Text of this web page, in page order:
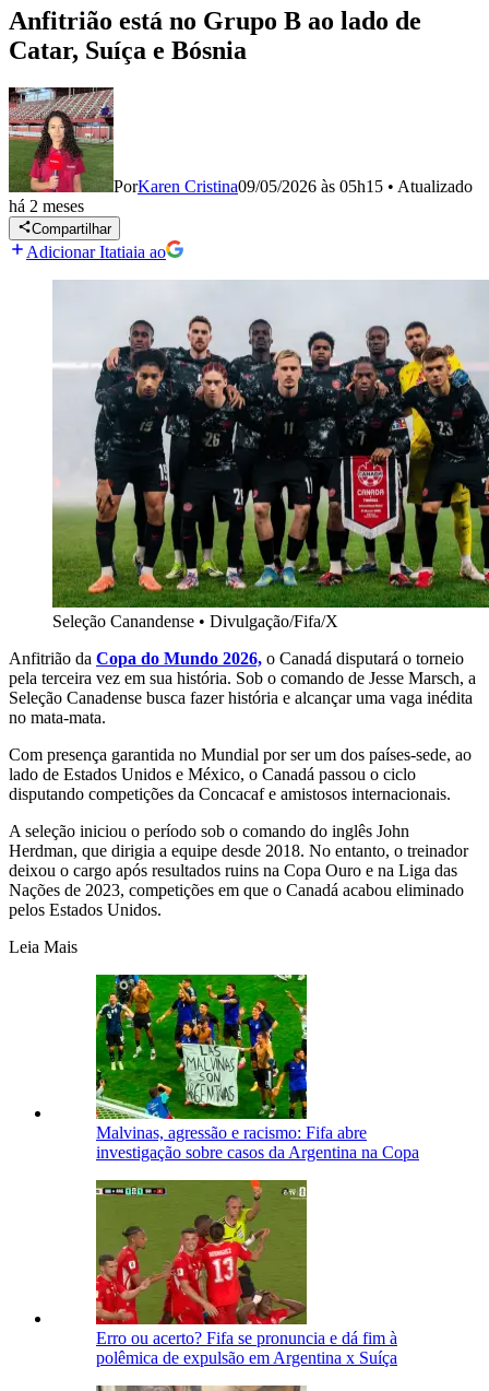
Anfitrião está no Grupo B ao lado de
Catar, Suíça e Bósnia
PorKaren Cristina09/05/2026 às 05h15 • Atualizado
há 2 meses
Compartilhar
Adicionar Itatiaia ao
Seleção Canandense • Divulgação/Fifa/X
Anfitrião da Copa do Mundo 2026, o Canadá disputará o torneio
pela terceira vez em sua história. Sob o comando de Jesse Marsch, a
Seleção Canadense busca fazer história e alcançar uma vaga inédita
no mata-mata.
Com presença garantida no Mundial por ser um dos países-sede, ao
lado de Estados Unidos e México, o Canadá passou o ciclo
disputando competições da Concacaf e amistosos internacionais.
A seleção iniciou o período sob o comando do inglês John
Herdman, que dirigia a equipe desde 2018. No entanto, o treinador
deixou o cargo após resultados ruins na Copa Ouro e na Liga das
Nações de 2023, competições em que o Canadá acabou eliminado
pelos Estados Unidos.
Leia Mais
Malvinas, agressão e racismo: Fifa abre
investigação sobre casos da Argentina na Copa
Erro ou acerto? Fifa se pronuncia e dá fim à
polêmica de expulsão em Argentina x Suíça